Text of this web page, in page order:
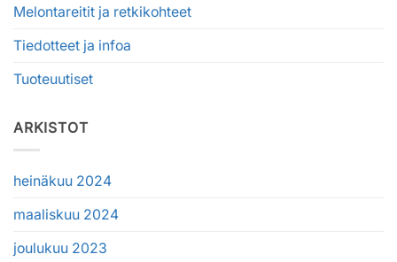
Melontareitit ja retkikohteet
Tiedotteet ja infoa
Tuoteuutiset
ARKISTOT
heinäkuu 2024
maaliskuu 2024
joulukuu 2023